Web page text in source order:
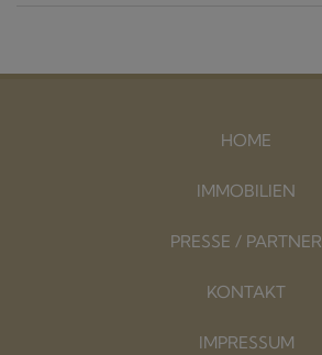
HOME
IMMOBILIEN
PRESSE / PARTNER
KONTAKT
IMPRESSUM